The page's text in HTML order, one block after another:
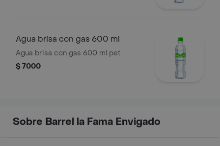
Agua brisa con gas 600 ml
Agua brisa con gas 600 ml pet
$ 7000
Sobre Barrel la Fama Envigado